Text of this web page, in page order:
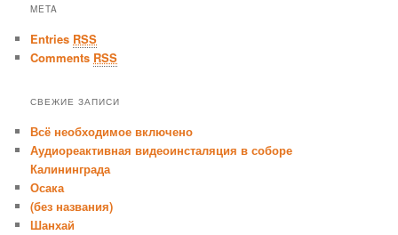
META
Entries RSS
Comments RSS
СВЕЖИЕ ЗАПИСИ
Всё необходимое включено
Аудиореактивная видеоинсталяция в соборе
Калининграда
Осака
(без названия)
Шанхай